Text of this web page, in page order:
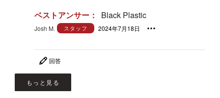
ベストアンサー： Black Plastic
Josh M. スタッフ 2024年7月18日
回答
もっと見る